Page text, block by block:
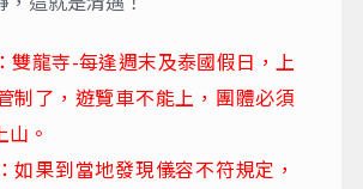
頭巨龍坐臥，昂首挺胸，目視前
價值，站在的瞭望台上還可以俯
景。
Ping River